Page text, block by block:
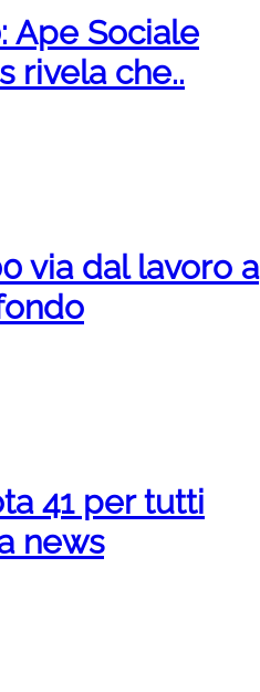
Ape Sociale
rivela che..
via dal lavoro a
41 per tutti
news